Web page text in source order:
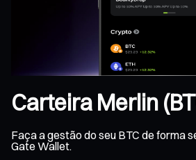
Carteira Merlin
Faça a gestão do seu BTC de forma
Gate Wallet.